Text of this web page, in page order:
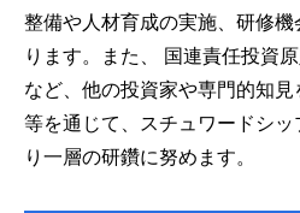
整備や人材育成の実施、研修
ります。また、 国連責任投資
など、他の投資家や専門的知
等を通じて、スチュワードシ
り一層の研鑽に努めます。